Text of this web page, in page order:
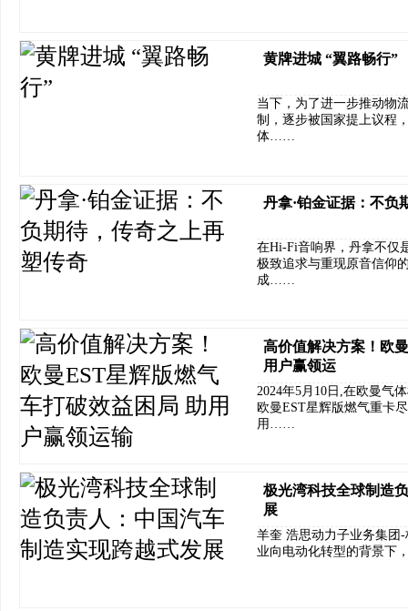
黄牌进城 “翼路畅行”
当下，为了进一步推动物
制，逐步被国家提上议程
体……
丹拿·铂金证据：不负
在Hi-Fi音响界，丹拿不仅
极致追求与重现原音信仰
成……
高价值解决方案！欧
用户赢领运
2024年5月10日,在欧曼气
欧曼EST星辉版燃气重卡
用……
极光湾科技全球制造
展
羊奎 浩思动力子业务集团
业向电动化转型的背景下